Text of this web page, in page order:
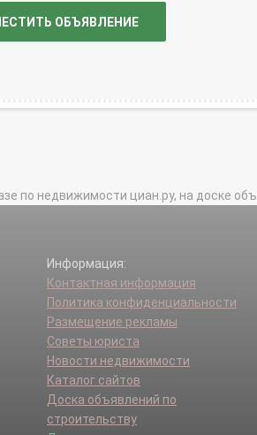
ОБЪЯВЛЕНИЕ
по недвижимости циан.ру, на доске
Информация:
Контактная информация
Политика конфиденциальности
Размещение рекламы
Советы юриста
Новости недвижимости
Каталог сайтов
Доска объявлений по
строительству